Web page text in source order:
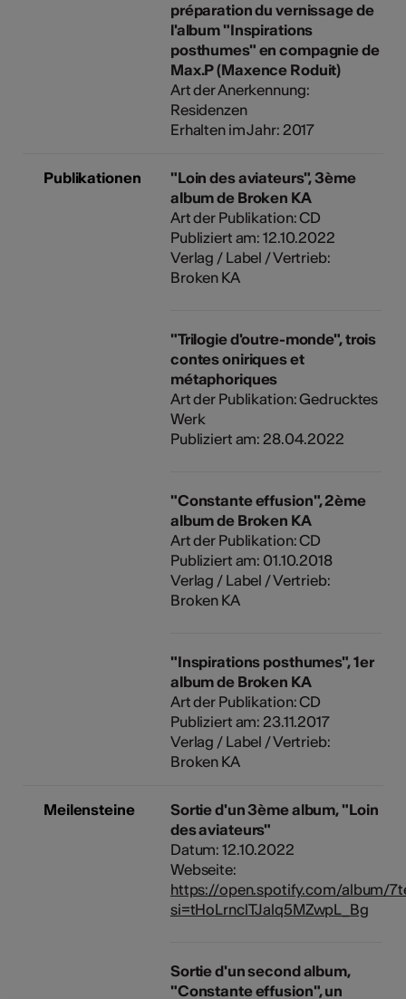
préparation du vernissage de
l'album "Inspirations
posthumes" en compagnie de
Max.P (Maxence Roduit)
Art der Anerkennung:
Residenzen
Erhalten im Jahr: 2017
Publikationen
"Loin des aviateurs", 3ème
album de Broken KA
Art der Publikation: CD
Publiziert am: 12.10.2022
Verlag / Label / Vertrieb:
Broken KA
"Trilogie d'outre-monde", trois
contes oniriques et
métaphoriques
Art der Publikation: Gedrucktes
Werk
Publiziert am: 28.04.2022
"Constante effusion", 2ème
album de Broken KA
Art der Publikation: CD
Publiziert am: 01.10.2018
Verlag / Label / Vertrieb:
Broken KA
"Inspirations posthumes", 1er
album de Broken KA
Art der Publikation: CD
Publiziert am: 23.11.2017
Verlag / Label / Vertrieb:
Broken KA
Meilensteine
Sortie d'un 3ème album, "Loin
des aviateurs"
Datum: 12.10.2022
Webseite:
https://open.spotify.com/album/
si=tHoLrnclTJalq5MZwpL_Bg
Sortie d'un second album,
"Constante effusion", un